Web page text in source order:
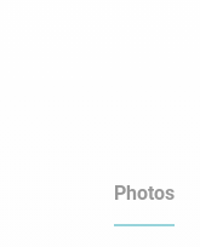
Photos